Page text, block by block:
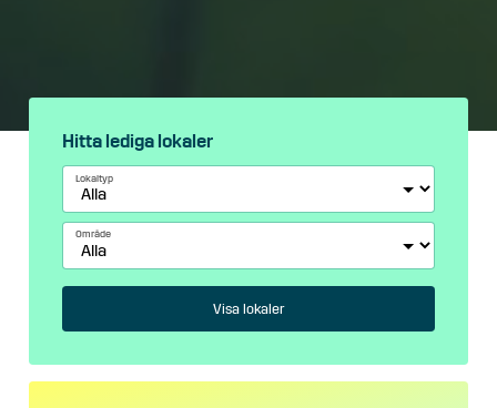
Hitta lediga lokaler
Lokaltyp
Område
Visa lokaler